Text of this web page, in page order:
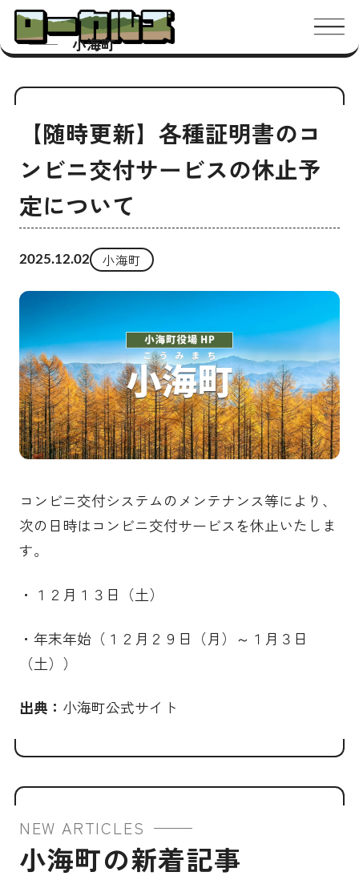
小海町 メ
【随時更新】各種証明書のコ
ンビニ交付サービスの休止予
定について
2025.12.02 小海町
コンビニ交付システムのメンテナンス等により、
次の日時はコンビニ交付サービスを休止いたしま
す。
・１２月１３日（土）
・年末年始（１２月２９日（月）～１月３日
（土））
出典： 小海町公式サイト
NEW ARTICLES
小海町の新着記事